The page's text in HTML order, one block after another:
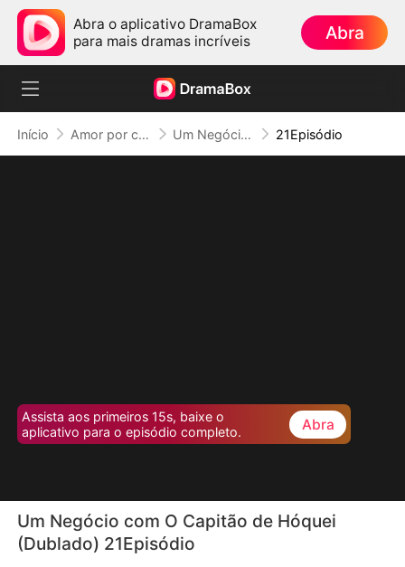
Abra o aplicativo DramaBox
para mais dramas incríveis
Abra
Início Amor por contrato Um Negócio com O Capitão de Hóquei (Dublado) 21Episódio
Assista aos primeiros 15s, baixe o
aplicativo para o episódio completo.
Abra
Um Negócio com O Capitão de Hóquei
(Dublado) 21Episódio